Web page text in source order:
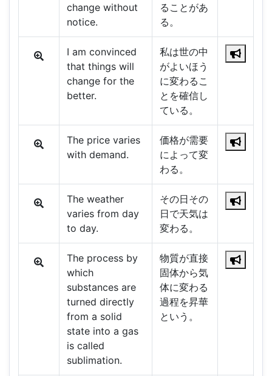
change without
notice.
ることがあ
る。
I am convinced
that things will
change for the
better.
私は世の中
がよいほう
に変わるこ
とを確信し
ている。
The price varies
with demand.
価格が需要
によって変
わる。
The weather
varies from day
to day.
その日その
日で天気は
変わる。
The process by
which
substances are
turned directly
from a solid
state into a gas
is called
sublimation.
物質が直接
固体から気
体に変わる
過程を昇華
という。